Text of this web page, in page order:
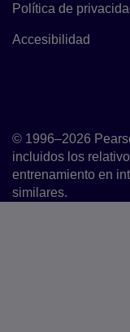
Política de
Accesibilidad
© 1996–2026
incluidos los
entrenamiento en
similares.